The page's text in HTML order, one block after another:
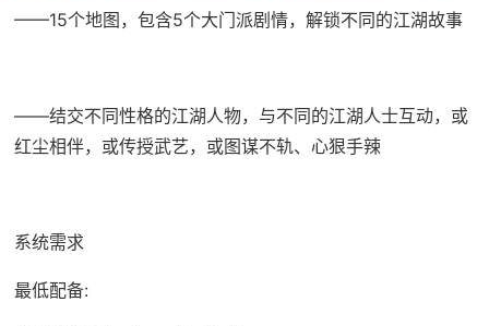
——15个地图，包含5个大门派剧情，解锁不同的江湖故事
——结交不同性格的江湖人物，与不同的江湖人士互动，或
红尘相伴，或传授武艺，或图谋不轨、心狠手辣
系统需求
最低配备: